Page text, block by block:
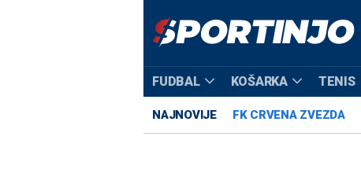
FUDBAL KOŠARKA TENIS
NAJNOVIJE FK CRVENA ZVEZDA